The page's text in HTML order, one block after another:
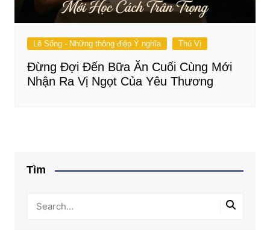
Lẽ Sống - Những thông điệp Ý nghĩa Thú Vị
Đừng Đợi Đến Bữa Ăn Cuối Cùng Mới
Nhận Ra Vị Ngọt Của Yêu Thương
Tìm